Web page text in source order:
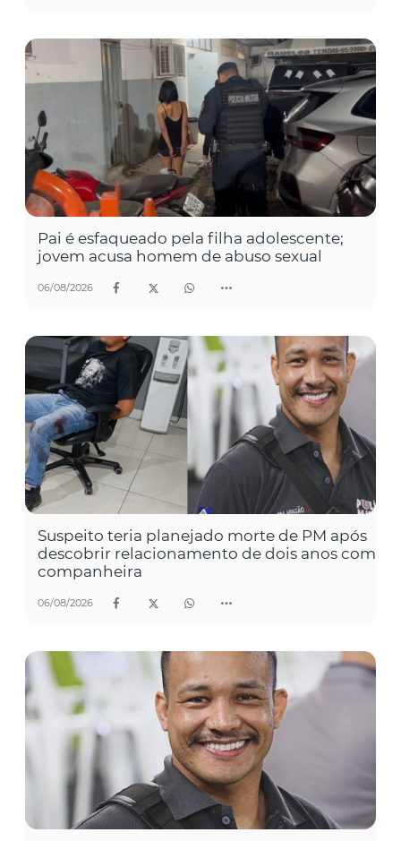
Pai é esfaqueado pela filha adolescente;
jovem acusa homem de abuso sexual
06/08/2026
Suspeito teria planejado morte de PM após
descobrir relacionamento de dois anos com
companheira
06/08/2026